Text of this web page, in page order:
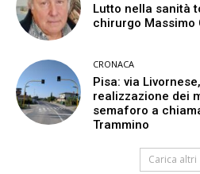
Lutto nella sanità
chirurgo Massimo
CRONACA
Pisa: via
realizzazione dei
semaforo a
Trammino
Carica altri